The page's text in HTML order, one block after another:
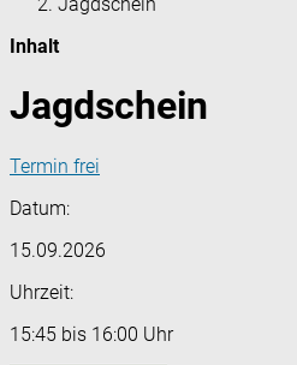
Inhalt
Jagdschein
Termin frei
Datum:
15.09.2026
Uhrzeit:
15:45 bis 16:00 Uhr